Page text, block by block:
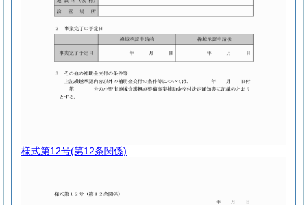
様式第12号(第12条関係)